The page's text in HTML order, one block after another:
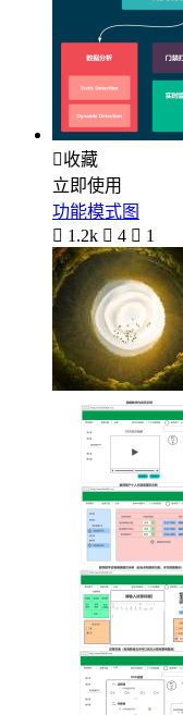
收藏
立即使用
功能模式图
 1.2k  4  1